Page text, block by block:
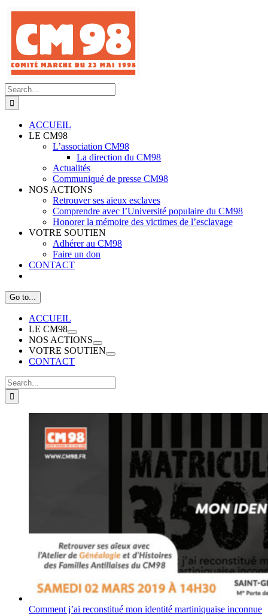
Skip
content
Search
for:
ACCUEIL
LE CM98
L’association CM98
La direction du CM98
Actualités
Communiqué de presse CM98
NOS ACTIONS
Retrouver ses aieux esclaves
Comprendre avec l’Université populaire du CM98
Honorer la mémoire des victimes de l’esclavage
VOTRE SOUTIEN
Adhérer au CM98
Faire un don
CONTACT
Go to...
ACCUEIL
LE CM98
NOS ACTIONS
VOTRE SOUTIEN
CONTACT
Search
for:
Comment j’ai reconstitué mon identité martiniquaise inconnue